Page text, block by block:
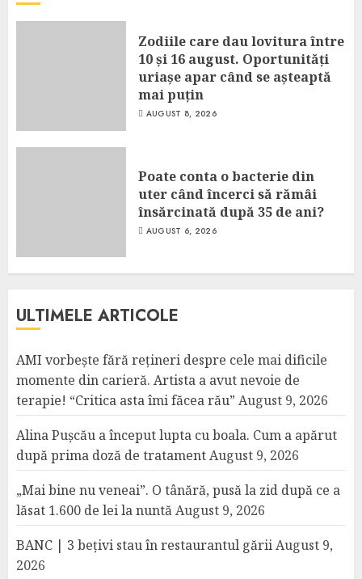
Zodiile care dau lovitura între
10 și 16 august. Oportunități
uriașe apar când se așteaptă
mai puțin
AUGUST 8, 2026
Poate conta o bacterie din
uter când încerci să rămâi
însărcinată după 35 de ani?
AUGUST 6, 2026
ULTIMELE ARTICOLE
AMI vorbește fără rețineri despre cele mai dificile
momente din carieră. Artista a avut nevoie de
terapie! “Critica asta îmi făcea rău” August 9, 2026
Alina Pușcău a început lupta cu boala. Cum a apărut
după prima doză de tratamentAugust 9, 2026
„Mai bine nu veneai”. O tânără, pusă la zid după ce a
lăsat 1.600 de lei la nuntăAugust 9, 2026
BANC | 3 bețivi stau în restaurantul găriiAugust 9,
2026